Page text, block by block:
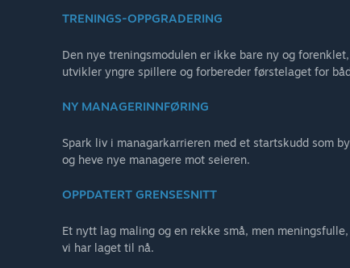
TRENINGS-OPPGRADERING
Den nye treningsmodulen er ikke bare ny og
utvikler yngre spillere og forbereder førstelaget for
NY MANAGERINNFØRING
Spark liv i managarkarrieren med et startskudd som
og heve nye managere mot seieren.
OPPDATERT GRENSESNITT
Et nytt lag maling og en rekke små, men
vi har laget til nå.